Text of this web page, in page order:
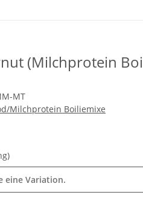
(Milchprotein
MT
Milchprotein Boiliemixe
eine Variation.